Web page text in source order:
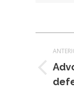
dePost